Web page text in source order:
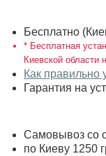
Бесплатно
* Бесплатная
Киевской области
Как правильно
Гарантия на
Самовывоз со
по Киеву 1250